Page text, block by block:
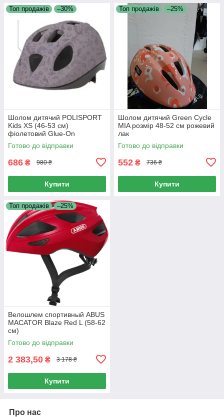
Топ продажів –30%
Шолом дитячий POLISPORT
Kids XS (46-53 см)
фіолетовий Glue-On
Готово до відправки
686 ₴ 980 ₴
Купити
Топ продажів –25%
Шолом дитячий Green Cycle
MIA розмір 48-52 см рожевий
лак
Готово до відправки
552 ₴ 736 ₴
Купити
Топ продажів –25%
Велошлем спортивный ABUS
MACATOR Blaze Red L (58-62
см)
Готово до відправки
2 383,50 ₴ 3 178 ₴
Купити
Про нас